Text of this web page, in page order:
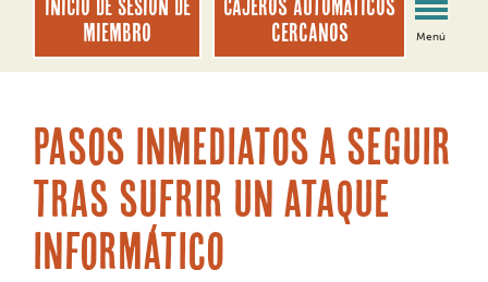
web
INICIO DE SESIÓN DE
MIEMBRO
Cajeros automáticos
cercanos
Menú
Pasos inmediatos a seguir
tras sufrir un ataque
informático